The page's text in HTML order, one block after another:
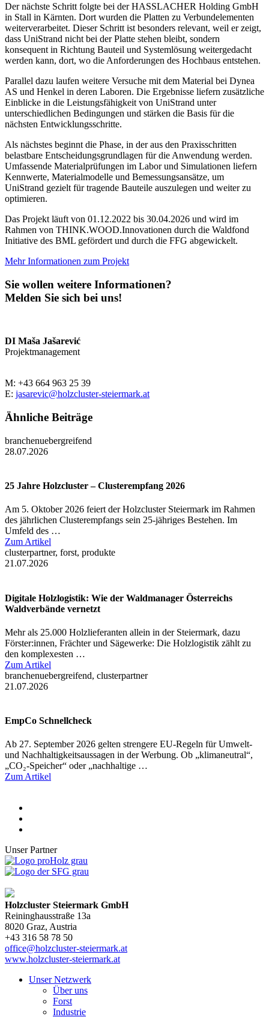
Der nächste Schritt folgte bei der HASSLACHER Holding GmbH
in Stall in Kärnten. Dort wurden die Platten zu Verbundelementen
weiterverarbeitet. Dieser Schritt ist besonders relevant, weil er zeigt,
dass UniStrand nicht bei der Platte stehen bleibt, sondern
konsequent in Richtung Bauteil und Systemlösung weitergedacht
werden kann, dort, wo die Anforderungen des Hochbaus entstehen.
Parallel dazu laufen weitere Versuche mit dem Material bei Dynea
AS und Henkel in deren Laboren. Die Ergebnisse liefern zusätzliche
Einblicke in die Leistungsfähigkeit von UniStrand unter
unterschiedlichen Bedingungen und stärken die Basis für die
nächsten Entwicklungsschritte.
Als nächstes beginnt die Phase, in der aus den Praxisschritten
belastbare Entscheidungsgrundlagen für die Anwendung werden.
Umfassende Materialprüfungen im Labor und Simulationen liefern
Kennwerte, Materialmodelle und Bemessungsansätze, um
UniStrand gezielt für tragende Bauteile auszulegen und weiter zu
optimieren.
Das Projekt läuft von 01.12.2022 bis 30.04.2026 und wird im
Rahmen von THINK.WOOD.Innovationen durch die Waldfond
Initiative des BML gefördert und durch die FFG abgewickelt.
Mehr Informationen zum Projekt
Sie wollen weitere Informationen?
Melden Sie sich bei uns!
DI Maša Jašarević
Projektmanagement
M: +43 664 963 25 39
E: jasarevic@holzcluster-steiermark.at
Ähnliche Beiträge
branchenuebergreifend
28.07.2026
25 Jahre Holzcluster – Clusterempfang 2026
Am 5. Oktober 2026 feiert der Holzcluster Steiermark im Rahmen
des jährlichen Clusterempfangs sein 25-jähriges Bestehen. Im
Umfeld des …
Zum Artikel
clusterpartner, forst, produkte
21.07.2026
Digitale Holzlogistik: Wie der Waldmanager Österreichs
Waldverbände vernetzt
Mehr als 25.000 Holzlieferanten allein in der Steiermark, dazu
Förster:innen, Frächter und Sägewerke: Die Holzlogistik zählt zu
den komplexesten …
Zum Artikel
branchenuebergreifend, clusterpartner
21.07.2026
EmpCo Schnellcheck
Ab 27. September 2026 gelten strengere EU-Regeln für Umwelt-
und Nachhaltigkeitsaussagen in der Werbung. Ob „klimaneutral“,
„CO₂-Speicher“ oder „nachhaltige …
Zum Artikel
Unser Partner
Holzcluster Steiermark GmbH
Reininghausstraße 13a
8020 Graz, Austria
+43 316 58 78 50
office@holzcluster-steiermark.at
www.holzcluster-steiermark.at
Unser Netzwerk
Über uns
Forst
Industrie